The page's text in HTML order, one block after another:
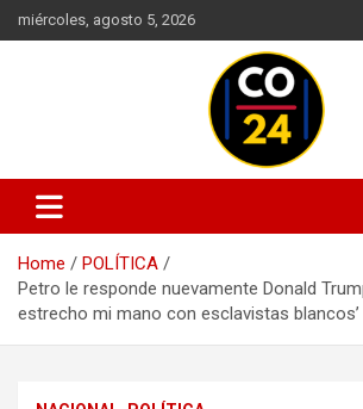
to
miércoles, agosto 5, 2026
Noticias Colombia
Últimas Noticias de
el Mundo
Mantente informado con las últimas
economía, deportes, tecnología y más.
actualizada en un solo
Home
POLÍTICA
Petro le responde nuevamente Donald
estrecho mi mano con esclavistas blancos’